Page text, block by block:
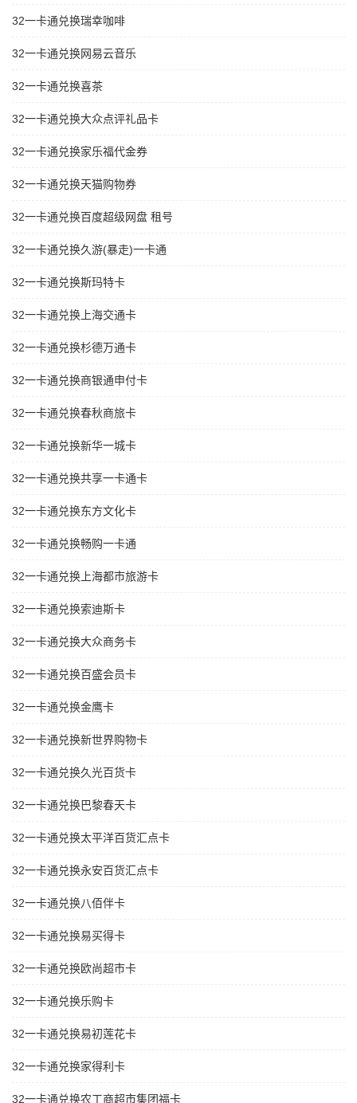
32一卡通兑换瑞幸咖啡
32一卡通兑换网易云音乐
32一卡通兑换喜茶
32一卡通兑换大众点评礼品卡
32一卡通兑换家乐福代金券
32一卡通兑换天猫购物券
32一卡通兑换百度超级网盘 租号
32一卡通兑换久游(暴走)一卡通
32一卡通兑换斯玛特卡
32一卡通兑换上海交通卡
32一卡通兑换杉德万通卡
32一卡通兑换商银通申付卡
32一卡通兑换春秋商旅卡
32一卡通兑换新华一城卡
32一卡通兑换共享一卡通卡
32一卡通兑换东方文化卡
32一卡通兑换畅购一卡通
32一卡通兑换上海都市旅游卡
32一卡通兑换索迪斯卡
32一卡通兑换大众商务卡
32一卡通兑换百盛会员卡
32一卡通兑换金鹰卡
32一卡通兑换新世界购物卡
32一卡通兑换久光百货卡
32一卡通兑换巴黎春天卡
32一卡通兑换太平洋百货汇点卡
32一卡通兑换永安百货汇点卡
32一卡通兑换八佰伴卡
32一卡通兑换易买得卡
32一卡通兑换欧尚超市卡
32一卡通兑换乐购卡
32一卡通兑换易初莲花卡
32一卡通兑换家得利卡
32一卡通兑换农工商超市集团福卡